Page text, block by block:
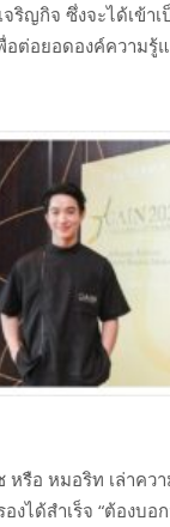
ญกิจ ซึ่งจะได้เข้า
อต่อยอดองค์ความ
รือ หมอริท เล่าคว
งได้สำเร็จ “ต้องบ